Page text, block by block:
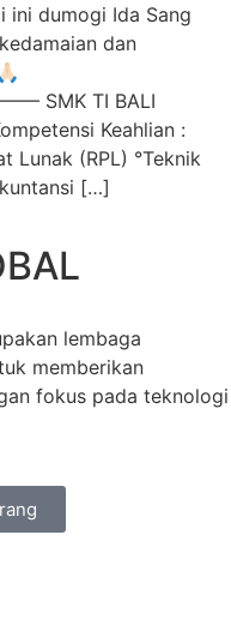
ini dumogi Ida Sang
dan
TI BALI
Keahlian :
Lunak (RPL) °Teknik
[…]
lembaga
memberikan
fokus pada teknologi